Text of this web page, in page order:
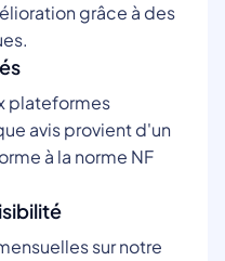
grâce à des
plateformes
avis provient d'un
à la norme NF
sur notre